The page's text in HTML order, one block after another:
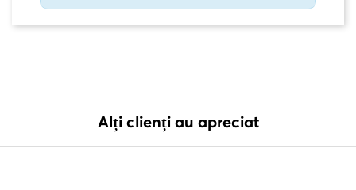
Alți clienți au apreciat